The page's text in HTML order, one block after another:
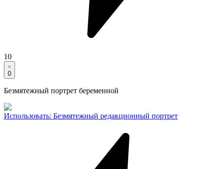
10
0
Безмятежный портрет беременной
Использовать: Безмятежный редакционный портрет